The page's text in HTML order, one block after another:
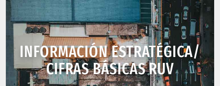
INFORMACIÓN ESTRATÉGICA/
CIFRAS BÁSICAS RUV